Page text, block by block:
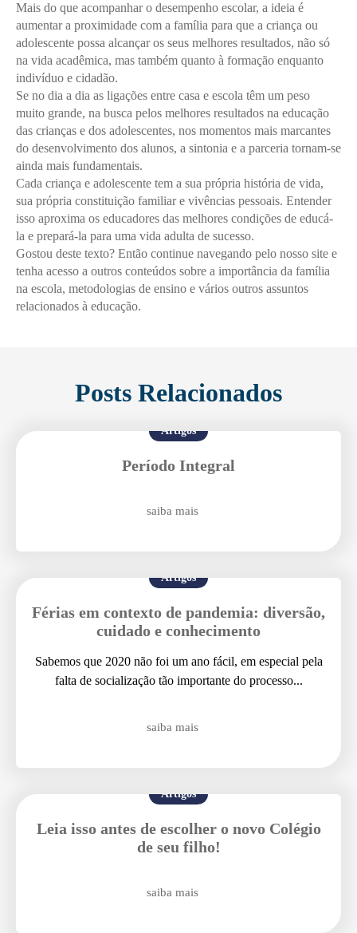
Mais do que acompanhar o desempenho escolar, a ideia é
aumentar a proximidade com a família para que a criança ou
adolescente possa alcançar os seus melhores resultados, não só
na vida acadêmica, mas também quanto à formação enquanto
indivíduo e cidadão.
Se no dia a dia as ligações entre casa e escola têm um peso
muito grande, na busca pelos melhores resultados na educação
das crianças e dos adolescentes, nos momentos mais marcantes
do desenvolvimento dos alunos, a sintonia e a parceria tornam-se
ainda mais fundamentais.
Cada criança e adolescente tem a sua própria história de vida,
sua própria constituição familiar e vivências pessoais. Entender
isso aproxima os educadores das melhores condições de educá-
la e prepará-la para uma vida adulta de sucesso.
Gostou deste texto? Então continue navegando pelo nosso site e
tenha acesso a outros conteúdos sobre a importância da família
na escola, metodologias de ensino e vários outros assuntos
relacionados à educação.
Posts Relacionados
Artigos
Período Integral
saiba mais
Artigos
Férias em contexto de pandemia: diversão,
cuidado e conhecimento
Sabemos que 2020 não foi um ano fácil, em especial pela
falta de socialização tão importante do processo...
saiba mais
Artigos
Leia isso antes de escolher o novo Colégio
de seu filho!
saiba mais
Agende uma visita
Enviei um E-mail